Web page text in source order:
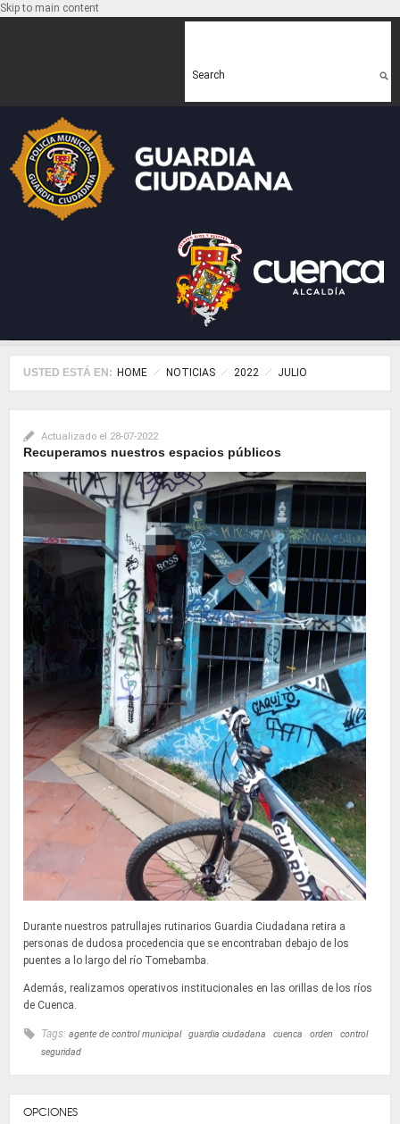
Skip to main content
Search
USTED ESTÁ EN: HOME NOTICIAS 2022 JULIO
Actualizado el 28-07-2022
Recuperamos nuestros espacios públicos
Durante nuestros patrullajes rutinarios Guardia Ciudadana retira a
personas de dudosa procedencia que se encontraban debajo de los
puentes a lo largo del río Tomebamba.
Además, realizamos operativos institucionales en las orillas de los ríos
de Cuenca.
Tags: agente de control municipal guardia ciudadana cuenca orden
control
seguridad
OPCIONES